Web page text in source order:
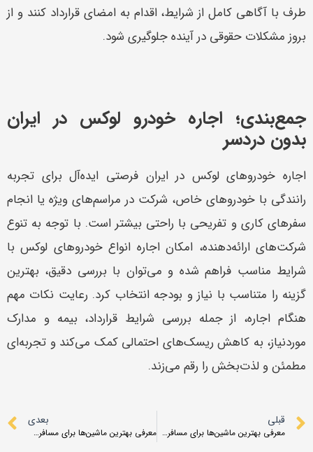
طرف با آگاهی کامل از شرایط، اقدام به امضای قرارداد کنند و از
بروز مشکلات حقوقی در آینده جلوگیری شود.
جمع‌بندی؛ اجاره خودرو لوکس در ایران
بدون دردسر
اجاره خودروهای لوکس در ایران فرصتی ایده‌آل برای تجربه
رانندگی با خودروهای خاص، شرکت در مراسم‌های ویژه یا انجام
سفرهای کاری و تفریحی با راحتی بیشتر است. با توجه به تنوع
شرکت‌های ارائه‌دهنده، امکان اجاره انواع خودروهای لوکس با
شرایط مناسب فراهم شده و می‌توان با بررسی دقیق، بهترین
گزینه را متناسب با نیاز و بودجه انتخاب کرد. رعایت نکات مهم
هنگام اجاره، از جمله بررسی شرایط قرارداد، بیمه و مدارک
موردنیاز، به کاهش ریسک‌های احتمالی کمک می‌کند و تجربه‌ای
مطمئن و لذت‌بخش را رقم می‌زند.
قبلی
معرفی بهترین ماشین‌ها برای مسافرت‌های کویری و کمپینگ
بعدی
معرفی بهترین ماشین‌ها برای مسافرت جاده‌ای طولانی